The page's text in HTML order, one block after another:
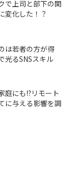
で上司と部下の関
変化した！？
は若者の方が得
光るSNSスキル
庭にも!?リモート
に与える影響を調